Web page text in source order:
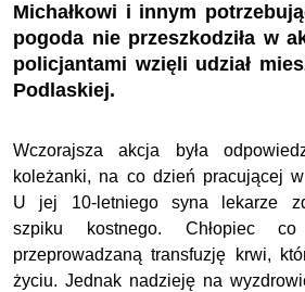
Michałkowi i innym
pogoda nie przeszkodziła w
policjantami wzięli udział
Podlaskiej.
Wczorajsza akcja była
koleżanki, na co dzień pracującej
U jej 10-letniego syna lekarze
szpiku kostnego. Chłopiec
przeprowadzaną transfuzję krwi,
życiu. Jednak nadzieję na